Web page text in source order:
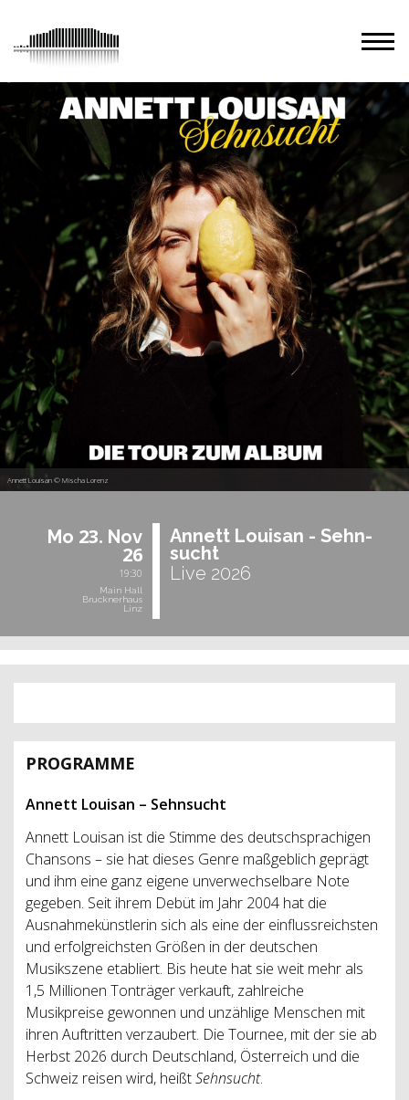
Annett Louisan © Mischa Lorenz
Mo 23. Nov
26
19:30
Main Hall
Brucknerhaus
Linz
An­nett Loui­san - Sehn­
sucht
Live 2026
PROGRAMME
Annett Louisan – Sehnsucht
Annett Louisan ist die Stimme des deutschsprachigen
Chansons – sie hat dieses Genre maßgeblich geprägt
und ihm eine ganz eigene unverwechselbare Note
gegeben. Seit ihrem Debüt im Jahr 2004 hat die
Ausnahmekünstlerin sich als eine der einflussreichsten
und erfolgreichsten Größen in der deutschen
Musikszene etabliert. Bis heute hat sie weit mehr als
1,5 Millionen Tonträger verkauft, zahlreiche
Musikpreise gewonnen und unzählige Menschen mit
ihren Auftritten verzaubert. Die Tournee, mit der sie ab
Herbst 2026 durch Deutschland, Österreich und die
Schweiz reisen wird, heißtSehnsucht.